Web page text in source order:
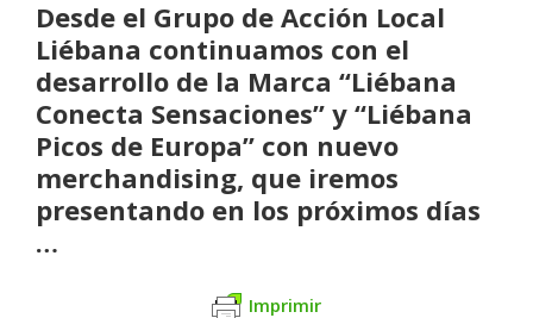
Desde el Grupo de Acción Local
Liébana continuamos con el
desarrollo de la Marca “Liébana
Conecta Sensaciones” y “Liébana
Picos de Europa” con nuevo
merchandising, que iremos
presentando en los próximos días
…
Imprimir